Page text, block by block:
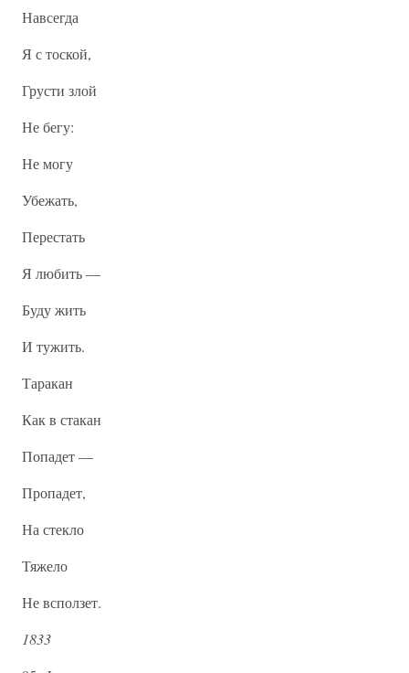
Навсегда
Я с тоской,
Грусти злой
Не бегу:
Не могу
Убежать,
Перестать
Я любить —
Буду жить
И тужить.
Таракан
Как в стакан
Попадет —
Пропадет,
На стекло
Тяжело
Не всползет.
1833